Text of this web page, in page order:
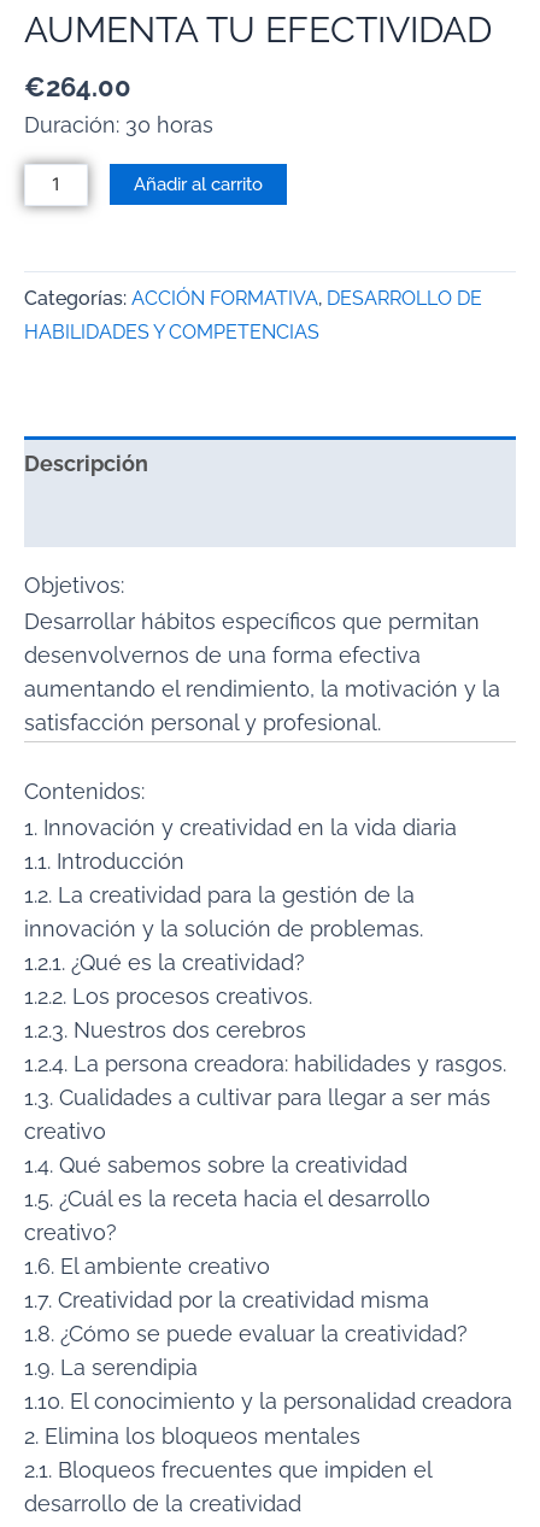
AUMENTA TU EFECTIVIDAD
€264.00
Duración: 30 horas
Añadir al carrito
Categorías: ACCIÓN FORMATIVA, DESARROLLO DE
HABILIDADES Y COMPETENCIAS
Descripción
Objetivos:
Desarrollar hábitos específicos que permitan
desenvolvernos de una forma efectiva
aumentando el rendimiento, la motivación y la
satisfacción personal y profesional.
Contenidos:
1. Innovación y creatividad en la vida diaria
1.1. Introducción
1.2. La creatividad para la gestión de la
innovación y la solución de problemas.
1.2.1. ¿Qué es la creatividad?
1.2.2. Los procesos creativos.
1.2.3. Nuestros dos cerebros
1.2.4. La persona creadora: habilidades y rasgos.
1.3. Cualidades a cultivar para llegar a ser más
creativo
1.4. Qué sabemos sobre la creatividad
1.5. ¿Cuál es la receta hacia el desarrollo
creativo?
1.6. El ambiente creativo
1.7. Creatividad por la creatividad misma
1.8. ¿Cómo se puede evaluar la creatividad?
1.9. La serendipia
1.10. El conocimiento y la personalidad creadora
2. Elimina los bloqueos mentales
2.1. Bloqueos frecuentes que impiden el
desarrollo de la creatividad